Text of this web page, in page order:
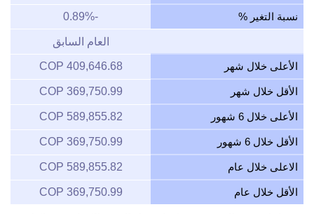
نسبة التغير % -0.89%
العام السابق
الأعلى خلال شهر 409,646.68 COP
الأقل خلال شهر 369,750.99 COP
الأعلى خلال 6 شهور 589,855.82 COP
الأقل خلال 6 شهور 369,750.99 COP
الاعلى خلال عام 589,855.82 COP
الأقل خلال عام 369,750.99 COP